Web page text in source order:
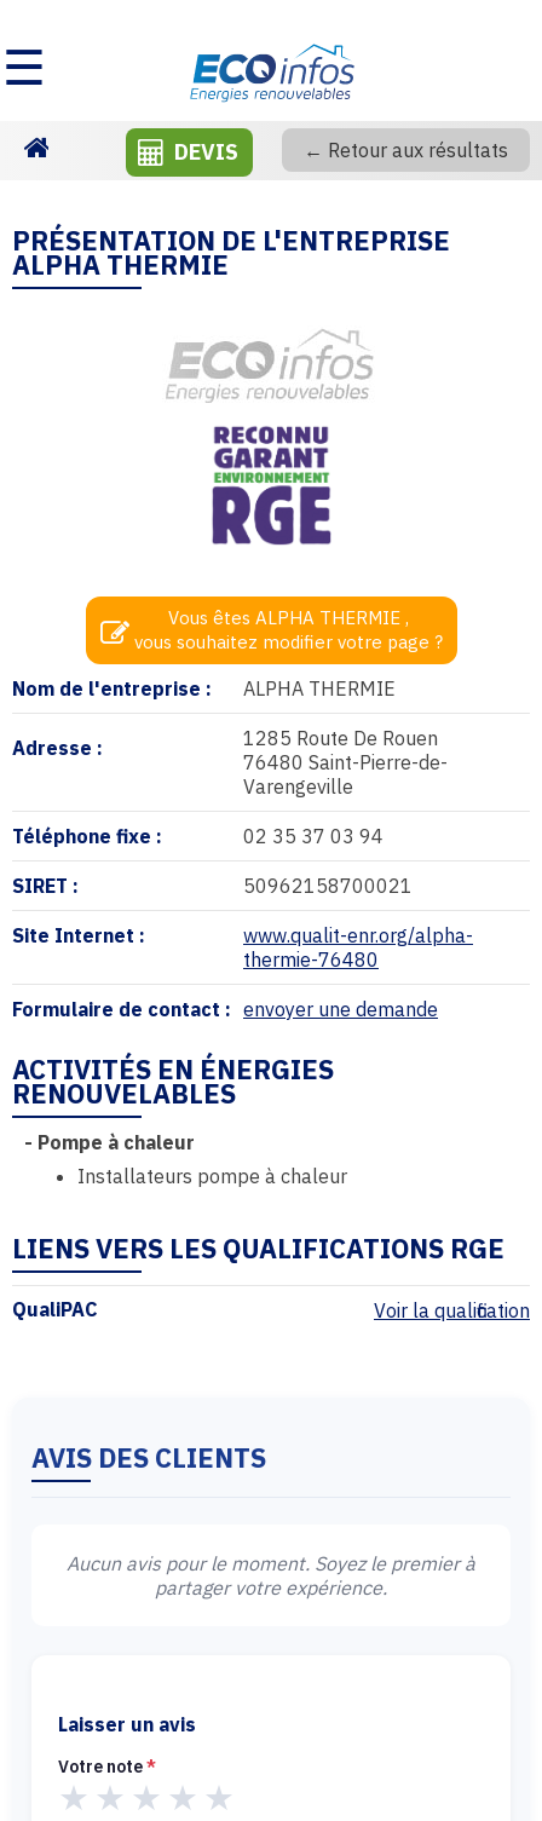
☰
DEVIS ← Retour aux résultats
PRÉSENTATION DE L'ENTREPRISE
ALPHA THERMIE
Nom de l'entreprise : ALPHA THERMIE
Adresse :
1285 Route De Rouen
76480 Saint-Pierre-de-
Varengeville
Téléphone fixe : 02 35 37 03 94
SIRET : 50962158700021
Site Internet :
www.qualit-enr.org/alpha-
thermie-76480
Formulaire de contact : envoyer une demande
Vous êtes ALPHA THERMIE ,
vous souhaitez modifier votre page ?
ACTIVITÉS EN ÉNERGIES
RENOUVELABLES
- Pompe à chaleur
Installateurs pompe à chaleur
LIENS VERS LES QUALIFICATIONS RGE
QualiPAC Voir la qualification
AVIS DES CLIENTS
Aucun avis pour le moment. Soyez le premier à
partager votre expérience.
Laisser un avis
Votre note*
★ ★ ★ ★ ★